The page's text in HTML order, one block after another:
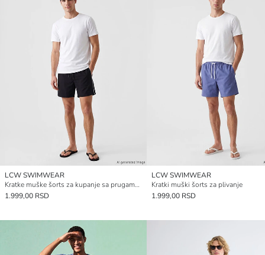
LCW SWIMWEAR
Kratke muške šorts za kupanje sa prugama sa strane
1.999,00 RSD
LCW SWIMWEAR
Kratki muški šorts za plivanje
1.999,00 RSD